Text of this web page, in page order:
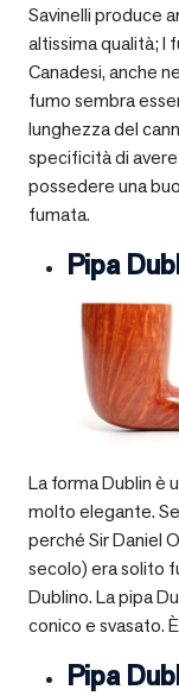
Savinelli produce
altissima qualità; I
Canadesi, anche
fumo sembra
lunghezza del
specificità di
possedere una
fumata.
Pipa
La forma Dublin è
molto elegante.
perché Sir Daniel
secolo) era solito
Dublino. La pipa
conico e svasato.
Pipa